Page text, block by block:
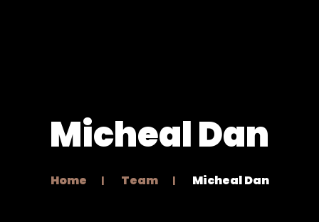
Micheal Dan
Home Team Micheal Dan